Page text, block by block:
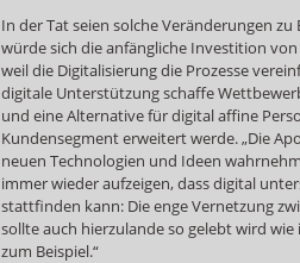
In der Tat seien solche Veränderungen
würde sich die anfängliche Investition
weil die Digitalisierung die Prozesse
digitale Unterstützung schaffe
und eine Alternative für digital affine
Kundensegment erweitert werde. „Die
neuen Technologien und Ideen
immer wieder aufzeigen, dass digital
stattfinden kann: Die enge Vernetzung
sollte auch hierzulande so gelebt wird
zum Beispiel.“